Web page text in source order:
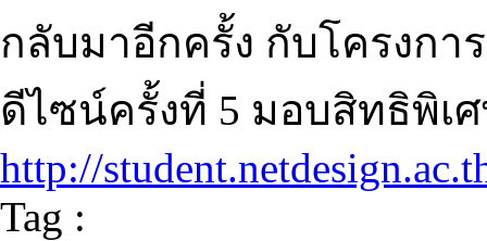
กลับมาอีกครั้ง กับโครงกา
ดีไซน์ครั้งที่ 5 มอบสิทธิพิเ
http://
Tag :